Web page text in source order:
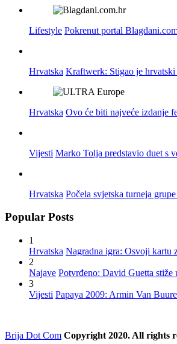
Lifestyle Pokrenut portal
Hrvatska Kraftwerk: Stigao je
Hrvatska Ovo će biti najveće izdanje
Vijesti Marko Tolja predstavio duet s
Hrvatska Počela svjetska turneja
Popular Posts
1
Hrvatska Nagradna igra: Osvoji
2
Najave Potvrđeno: David Guetta stiže
3
Vijesti Papaya 2009: Armin Van
Brija Dot Com Copyright 2020. All rights